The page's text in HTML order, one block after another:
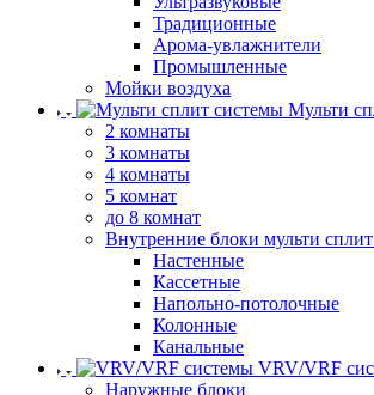
Традиционные
Арома-увлажнители
Промышленные
Мойки воздуха
Мульти
2 комнаты
3 комнаты
4 комнаты
5 комнат
до 8 комнат
Внутренние блоки мульти
Настенные
Кассетные
Напольно-потолочные
Колонные
Канальные
VRV/VRF
Наружные блоки